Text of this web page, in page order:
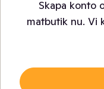
Skapa konto
matbutik nu. Vi